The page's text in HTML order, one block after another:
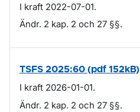
I kraft 2022-07-01.
Ändr. 2 kap. 2 och 27 §§.
TSFS 2025:60 (pdf 152kB)
I kraft 2026-01-01.
Ändr. 2 kap. 2 och 27 §§.